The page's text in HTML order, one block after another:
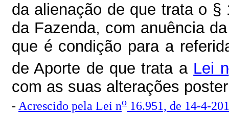
da alienação de que trata o §
da Fazenda, com anuência
que é condição para a
de Aporte de que trata a Lei n
com as suas alterações
- Acrescido pela Lei no 16.951, de 14-4-